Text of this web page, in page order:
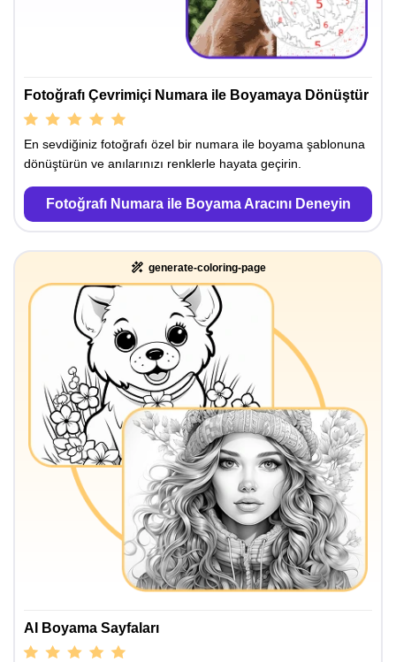
Fotoğrafı Çevrimiçi Numara ile Boyamaya Dönüştür
En sevdiğiniz fotoğrafı özel bir numara ile boyama şablonuna
dönüştürün ve anılarınızı renklerle hayata geçirin.
Fotoğrafı Numara ile Boyama Aracını Deneyin
generate-coloring-page
AI Boyama Sayfaları